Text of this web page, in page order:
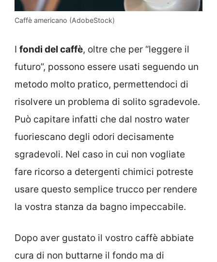
Caffè americano (AdobeStock)
I fondi del caffè, oltre che per “leggere il
futuro”, possono essere usati seguendo un
metodo molto pratico, permettendoci di
risolvere un problema di solito sgradevole.
Può capitare infatti che dal nostro water
fuoriescano degli odori decisamente
sgradevoli. Nel caso in cui non vogliate
fare ricorso a detergenti chimici potreste
usare questo semplice trucco per rendere
la vostra stanza da bagno impeccabile.
Dopo aver gustato il vostro caffè abbiate
cura di non buttarne il fondo ma di